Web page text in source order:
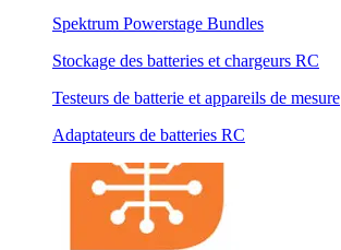
Spektrum Powerstage Bundles
Stockage des batteries et chargeurs RC
Testeurs de batterie et appareils de mesure
Adaptateurs de batteries RC